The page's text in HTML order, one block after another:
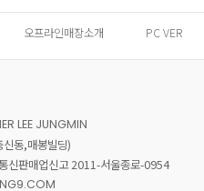
오프라인매장소개 PC VER
LEE JUNGMIN
동,매봉빌딩)
신판매업신고 2011-서울종로-0954